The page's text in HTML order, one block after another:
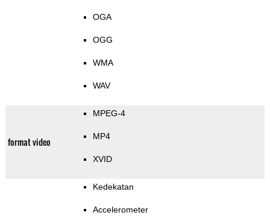
OGA
OGG
WMA
WAV
format video
MPEG-4
MP4
XVID
Kedekatan
Accelerometer